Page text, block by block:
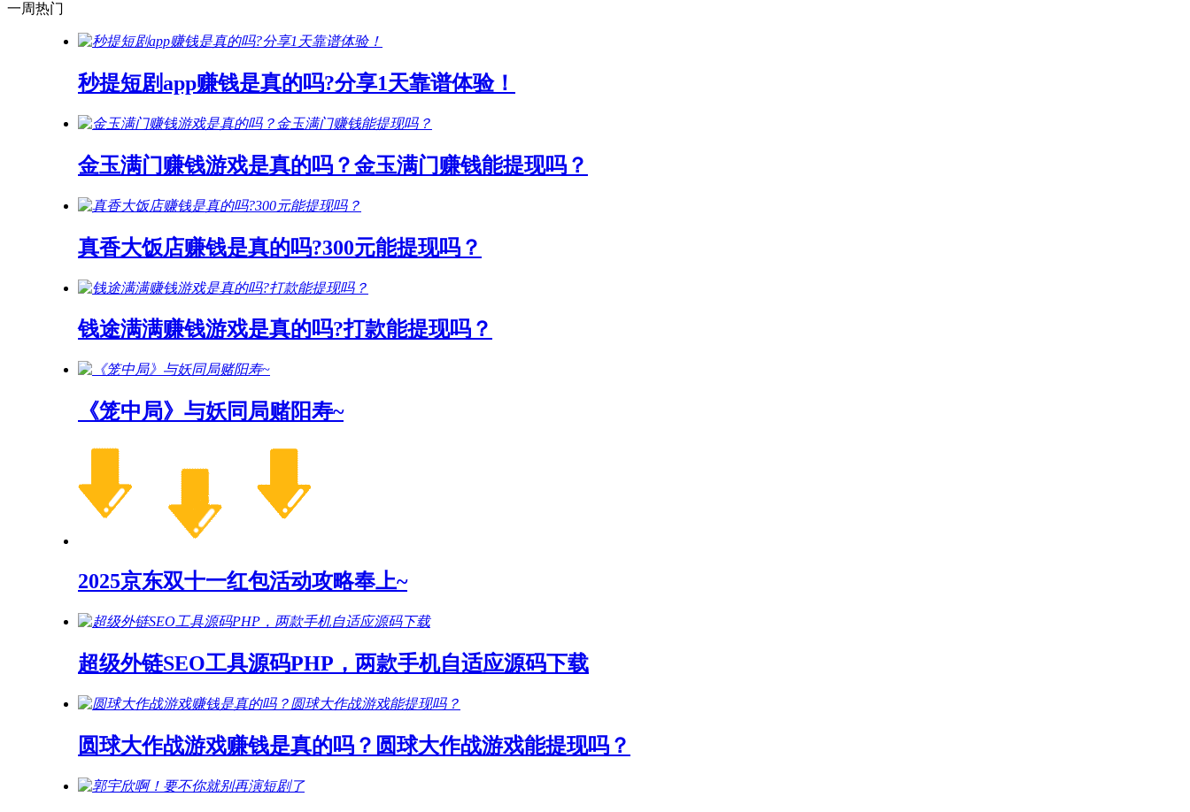
一周热门
秒提短剧app赚钱是真的吗?分享1天靠谱体验！
金玉满门赚钱游戏是真的吗？金玉满门赚钱能提现吗？
真香大饭店赚钱是真的吗?300元能提现吗？
钱途满满赚钱游戏是真的吗?打款能提现吗？
《笼中局》与妖同局赌阳寿~
2025京东双十一红包活动攻略奉上~
超级外链SEO工具源码PHP，两款手机自适应源码下载
圆球大作战游戏赚钱是真的吗？圆球大作战游戏能提现吗？